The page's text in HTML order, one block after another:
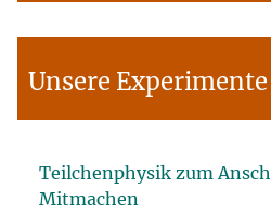
Unsere
Teilchenphysik zum
Mitmachen